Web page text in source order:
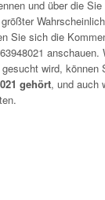
und über die
Sie sich die
anschauen.
wird,
gehört, und auch